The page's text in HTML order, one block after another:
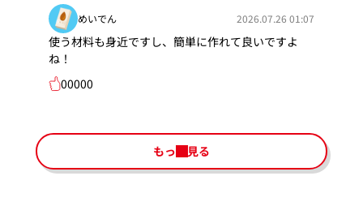
めいでん 2026.07.26 01:07
使う材料も身近ですし、簡単に作れて良いですよ
ね！
00000
もっと見る